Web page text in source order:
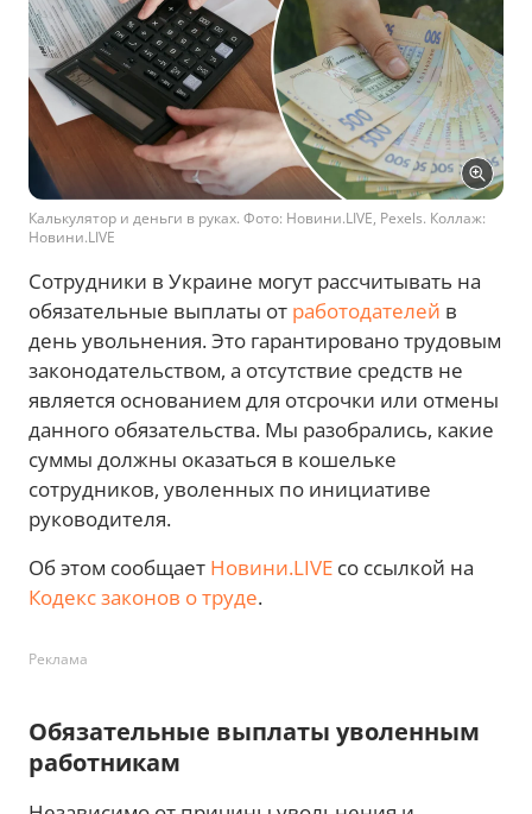
Калькулятор и деньги в руках. Фото: Новини.LIVE, Pexels. Коллаж:
Новини.LIVE
Сотрудники в Украине могут рассчитывать на
обязательные выплаты от работодателей в
день увольнения. Это гарантировано трудовым
законодательством, а отсутствие средств не
является основанием для отсрочки или отмены
данного обязательства. Мы разобрались, какие
суммы должны оказаться в кошельке
сотрудников, уволенных по инициативе
руководителя.
Об этом сообщает Новини.LIVE со ссылкой на
Кодекс законов о труде.
Реклама
Обязательные выплаты уволенным
работникам